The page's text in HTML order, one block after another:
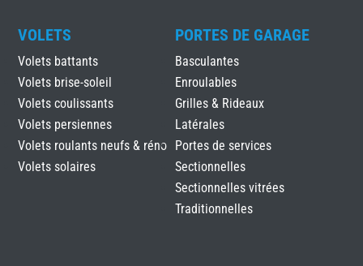
VOLETS
Volets battants
Volets brise-soleil
Volets coulissants
Volets persiennes
Volets roulants neufs & réno
Volets solaires
PORTES DE GARAGE
Basculantes
Enroulables
Grilles & Rideaux
Latérales
Portes de services
Sectionnelles
Sectionnelles vitrées
Traditionnelles